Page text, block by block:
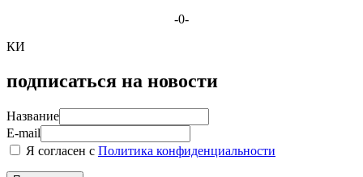
-0-
КИ
подписаться на новости
Название
E-mail
Я согласен с Политика конфиденциальности